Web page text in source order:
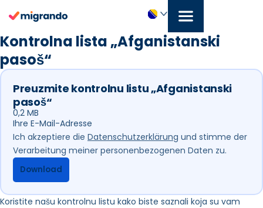
na
Bosanski
Kontrolna lista „Afganistanski
pasoš“
Preuzmite kontrolnu listu „Afganistanski
pasoš“
0,2 MB
Abschnitt
Ich akzeptiere die Datenschutzerklärung und stimme der
Verarbeitung meiner personenbezogenen Daten zu.
Download
Koristite našu kontrolnu listu kako biste saznali koja su vam